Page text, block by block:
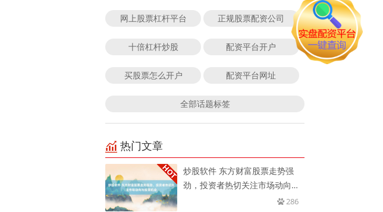
网上股票杠杆平台 正规股票配资公司
十倍杠杆炒股 配资平台开户
买股票怎么开户 配资平台网址
全部话题标签
热门文章
炒股软件 东方财富股票走势强
劲，投资者热切关注市场动向与
286